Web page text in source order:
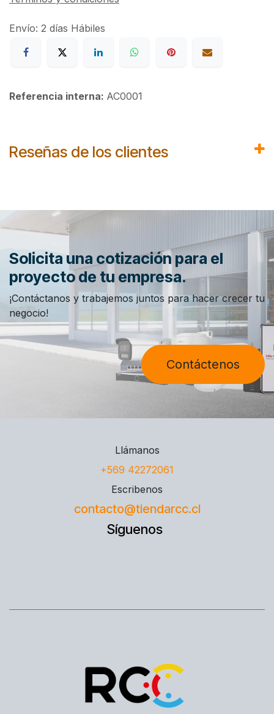
Envío: 2 días Hábiles
Referencia interna: AC0001
Reseñas de los clientes
Solicita una cotización para el
proyecto de tu empresa.
¡Contáctanos y trabajemos juntos para hacer crecer tu
negocio!
Contáctenos
Llámanos
+569 42272061
Escribenos
contacto@tiendarcc.cl
Síguenos